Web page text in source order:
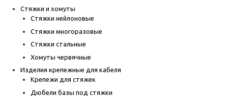
Стяжки и хомуты
Стяжки нейлоновые
Стяжки многоразовые
Стяжки стальные
Хомуты червячные
Изделия крепежные для кабеля
Крепежи для стяжек
Дюбели базы под стяжки